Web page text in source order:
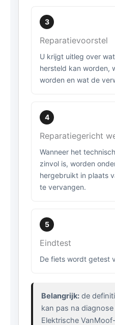
3
Reparatievoorstel
U krijgt uitleg over
hersteld kan worden,
worden en wat de
4
Reparatiegericht
Wanneer het
zinvol is, worden
hergebruikt in plaats
te vervangen.
5
Eindtest
De fiets wordt getest
Belangrijk: de
kan pas na
Elektrische